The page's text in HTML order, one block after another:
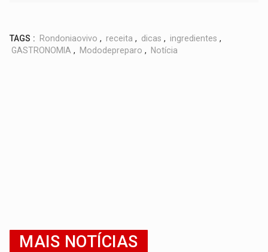
TAGS : Rondoniaovivo , receita , dicas , ingredientes ,
GASTRONOMIA , Mododepreparo , Notícia
MAIS NOTÍCIAS